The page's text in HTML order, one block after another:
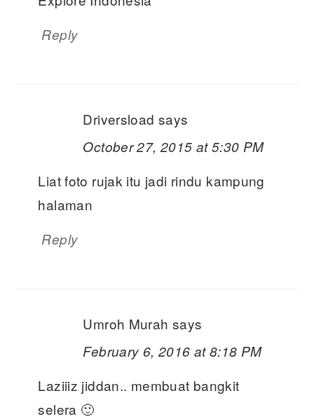
Reply
Driversload says
October 27, 2015 at 5:30 PM
Liat foto rujak itu jadi rindu kampung
halaman
Reply
Umroh Murah says
February 6, 2016 at 8:18 PM
Laziiiz jiddan.. membuat bangkit
selera 🙂